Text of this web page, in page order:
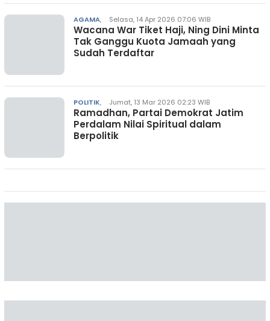
AGAMA, Selasa, 14 Apr 2026 07:06 WIB
Wacana War Tiket Haji, Ning Dini Minta
Tak Ganggu Kuota Jamaah yang
Sudah Terdaftar
POLITIK, Jumat, 13 Mar 2026 02:23 WIB
Ramadhan, Partai Demokrat Jatim
Perdalam Nilai Spiritual dalam
Berpolitik